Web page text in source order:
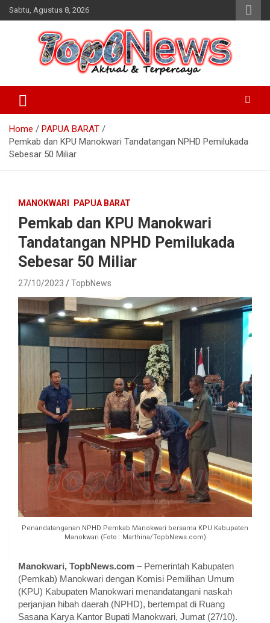
Skip
to
Sabtu, Agustus 8, 2026
Home
PAPUA BARAT
Pemkab dan KPU Manokwari Tandatangan NPHD Pemilukada
Sebesar 50 Miliar
MANOKWARI PAPUA BARAT
Pemkab dan KPU Manokwari
Tandatangan NPHD Pemilukada
Sebesar 50 Miliar
27/10/2023 TopbNews
Penandatanganan NPHD Pemkab Manokwari bersama KPU Kabupaten
Manokwari (Foto : Marthina/TopbNews.com)
Manokwari, TopbNews.com – Pemerintah Kabupaten
(Pemkab) Manokwari dengan Komisi Pemilihan Umum
(KPU) Kabupaten Manokwari menandatangani naskah
perjanjian hibah daerah (NPHD), bertempat di Ruang
Sasana Karya Kantor Bupati Manokwari, Jumat (27/10).